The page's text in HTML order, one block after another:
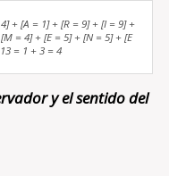
+ [A = 1] + [R = 9] + [I = 9] +
= 4] + [E = 5] + [N = 5] + [E
= 1 + 3 = 4
y el sentido del